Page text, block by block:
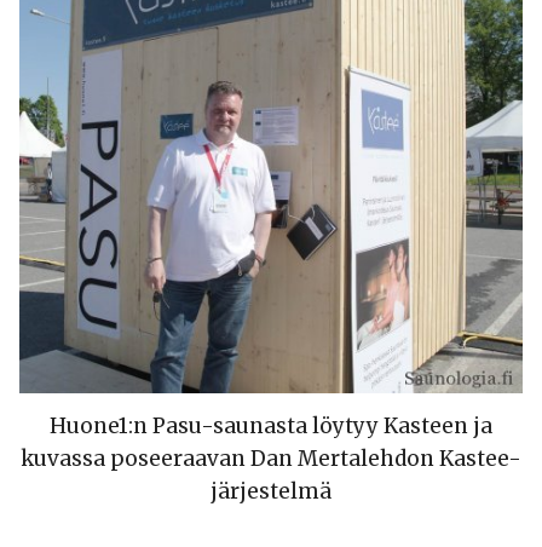
Huone1:n Pasu-saunasta löytyy Kasteen ja
kuvassa poseeraavan Dan Mertalehdon Kastee-
järjestelmä